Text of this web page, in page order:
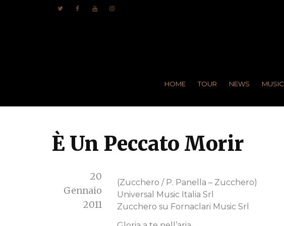
HOME TOUR NEWS MUSIC
È Un Peccato Morir
20
Gennaio
2011
(Zucchero / P. Panella – Zucchero)
Universal Music Italia Srl
Zucchero su Fornaclari Music Srl